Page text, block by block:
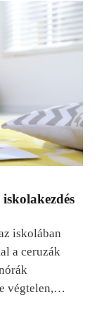
iskolában
a ceruzák
végtelen,…